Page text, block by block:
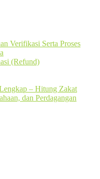
Verifikasi Serta Proses
(Refund)
– Hitung Zakat
dan Perdagangan